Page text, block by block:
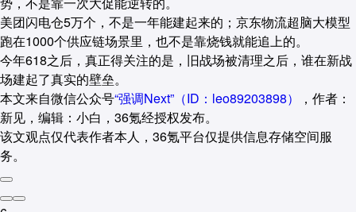
美团闪电仓5万个，不是一年能建起来的；京东物流超脑大模型
跑在1000个供应链场景里，也不是靠烧钱就能追上的。
今年618之后，真正得关注的是，旧战场被清理之后，谁在新战
场建起了真实的壁垒。
本文来自微信公众号“强调Next”（ID：leo89203898）
，作者：
新见，编辑：小白，36氪经授权发布。
该文观点仅代表作者本人，36氪平台仅提供信息存储空间服
务。